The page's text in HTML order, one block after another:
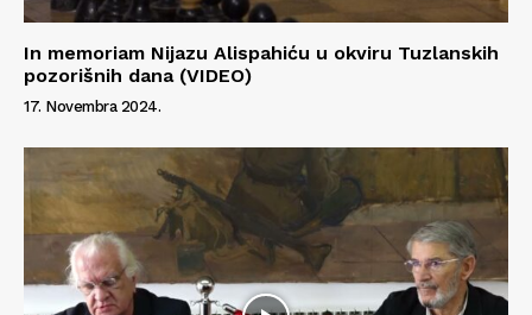
In memoriam Nijazu Alispahiću u okviru Tuzlanskih
pozorišnih dana (VIDEO)
17. Novembra 2024.